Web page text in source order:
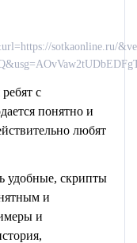
sotkaonline.ru/
с
понятно и
любят
удобные, скрипты
и
и